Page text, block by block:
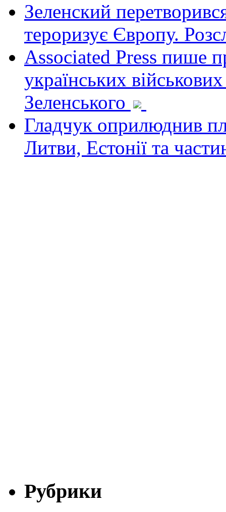
Зеленский
тероризує Європу.
Associated Press пише
українських
Зеленського
Гладчук оприлюднив
Литви, Естонії та
Рубрики